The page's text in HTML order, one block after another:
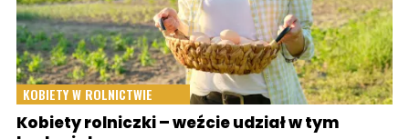
KOBIETY W ROLNICTWIE
Kobiety rolniczki – weźcie udział w tym